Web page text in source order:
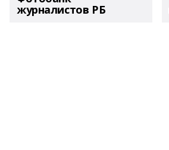
журналистов РБ